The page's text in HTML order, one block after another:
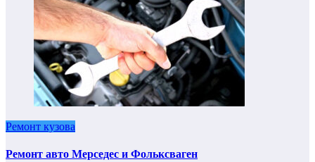
Ремонт кузова
Ремонт авто Мерседес и Фольксваген